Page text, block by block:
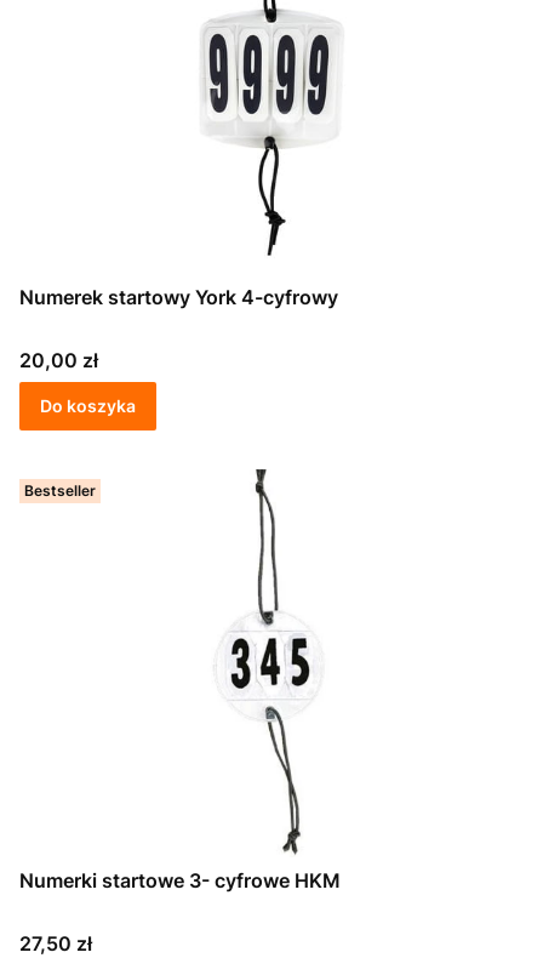
Numerek startowy York 4-cyfrowy
Cena
20,00 zł
Do koszyka
Bestseller
Numerki startowe 3- cyfrowe HKM
Cena
27,50 zł